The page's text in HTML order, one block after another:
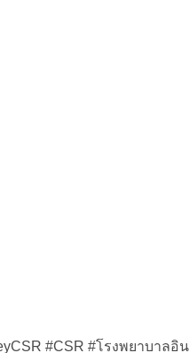
#CSR #โรงพยาบาล